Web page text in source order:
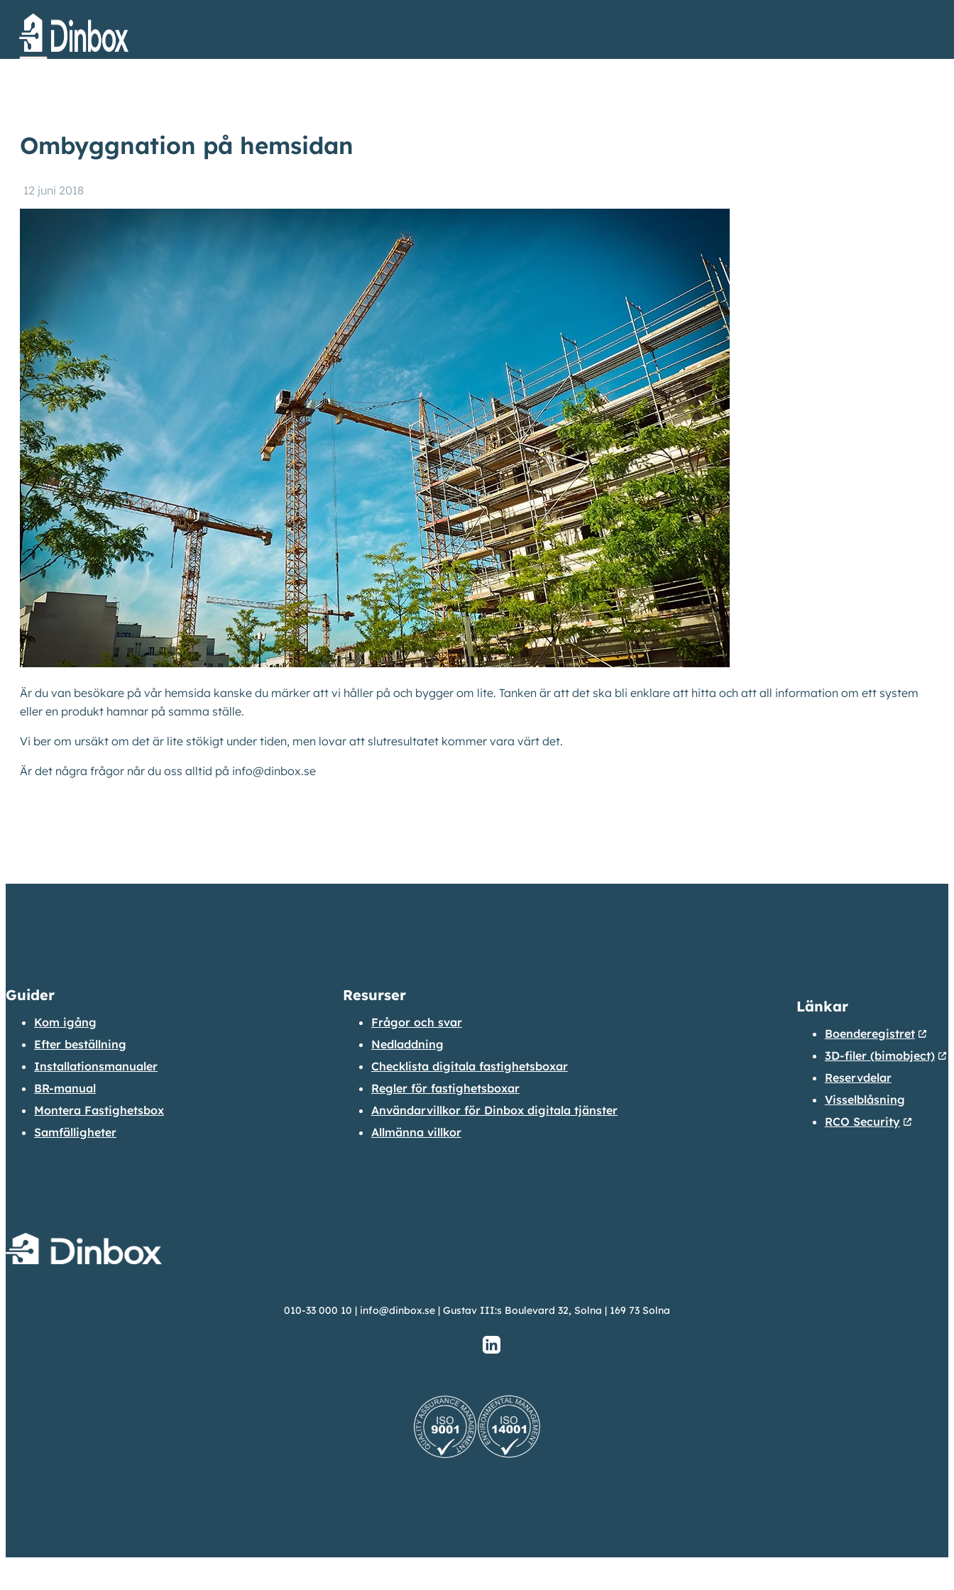
Om oss
Kontakta oss
Shop
Ombyggnation på hemsidan
12 juni 2018
Är du van besökare på vår hemsida kanske du märker att vi håller på och bygger om lite. Tanken är att det ska bli enklare att hitta och att all information om ett system
eller en produkt hamnar på samma ställe.
Vi ber om ursäkt om det är lite stökigt under tiden, men lovar att slutresultatet kommer vara värt det.
Är det några frågor når du oss alltid på info@dinbox.se
Guider
Kom igång
Efter beställning
Installationsmanualer
BR-manual
Montera Fastighetsbox
Samfälligheter
Resurser
Frågor och svar
Nedladdning
Checklista digitala fastighetsboxar
Regler för fastighetsboxar
Användarvillkor för Dinbox digitala tjänster
Allmänna villkor
Länkar
Boenderegistret
3D-filer (bimobject)
Reservdelar
Visselblåsning
RCO Security
010-33 000 10 | info@dinbox.se | Gustav III:s Boulevard 32, Solna | 169 73 Solna